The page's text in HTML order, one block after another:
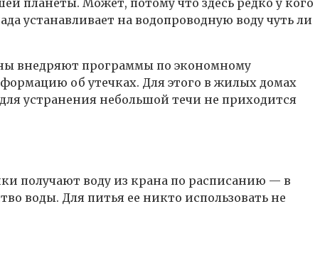
планеты. Может, потому что здесь редко у кого
устанавливает на водопроводную воду чуть ли
внедряют программы по экономному
об утечках. Для этого в жилых домах
устранения небольшой течи не приходится
получают воду из крана по расписанию — в
воды. Для питья ее никто использовать не